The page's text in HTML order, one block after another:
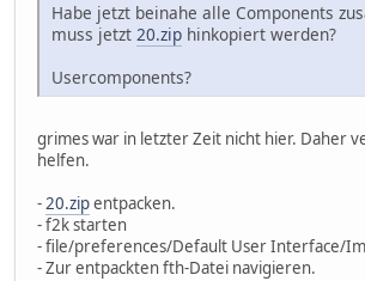
Habe jetzt beinahe alle Components
muss jetzt 20.zip hinkopiert werden?
Usercomponents?
grimes war in letzter Zeit nicht hier. Daher
helfen.
-20.zipentpacken.
- f2k starten
- file/preferences/Default User Interface/
- Zur entpackten fth-Datei navigieren.